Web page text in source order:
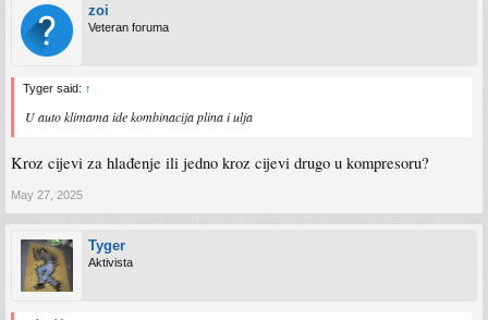
zoi
Veteran foruma
Tyger said: ↑
U auto klimama ide kombinacija plina i ulja
Kroz cijevi za hlađenje ili jedno kroz cijevi drugo u kompresoru?
May 27, 2025
Tyger
Aktivista